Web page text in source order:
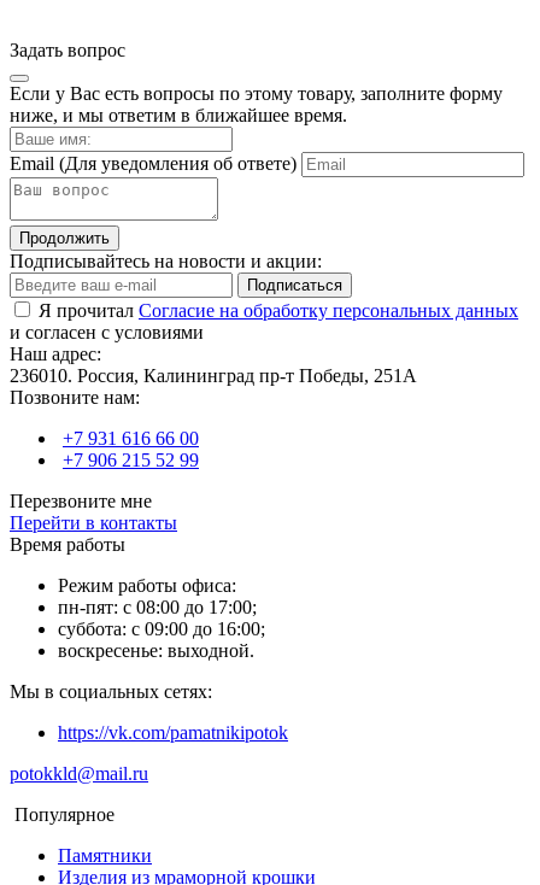
Задать вопрос
Если у Вас есть вопросы по этому товару, заполните форму
ниже, и мы ответим в ближайшее время.
Email (Для уведомления об ответе)
Продолжить
Подписывайтесь на новости и акции:
Подписаться
Я прочитал Согласие на обработку персональных данных
и согласен с условиями
Наш адрес:
236010. Россия, Калининград пр-т Победы, 251А
Позвоните нам:
+7 931 616 66 00
+7 906 215 52 99
Перезвоните мне
Перейти в контакты
Время работы
Режим работы офиса:
пн-пят: с 08:00 до 17:00;
суббота: с 09:00 до 16:00;
воскресенье: выходной.
Мы в социальных сетях:
https://vk.com/pamatnikipotok
potokkld@mail.ru
Популярное
Памятники
Изделия из мраморной крошки